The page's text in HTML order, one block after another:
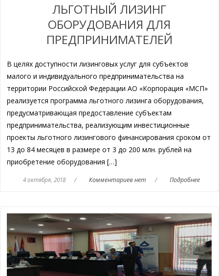
ЛЬГОТНЫЙ ЛИЗИНГ
ОБОРУДОВАНИЯ ДЛЯ
ПРЕДПРИНИМАТЕЛЕЙ
В целях доступности лизинговых услуг для субъектов
малого и индивидуального предпринимательства на
территории Российской Федерации АО «Корпорация «МСП»
реализуется программа льготного лизинга оборудования,
предусматривающая предоставление субъектам
предпринимательства, реализующим инвестиционные
проекты льготного лизингового финансирования сроком от
13 до 84 месяцев в размере от 3 до 200 млн. рублей на
приобретение оборудования […]
4 октября, 2018 / Комментариев нет / Подробнее